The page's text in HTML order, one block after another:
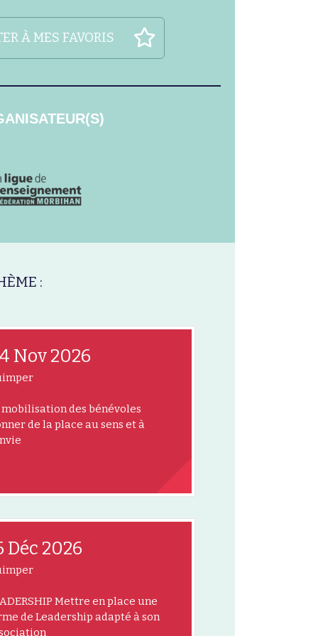
À MES FAVORIS
:
Nov 2026
mobilisation des bénévoles
de la place au sens et à
Déc 2026
Mettre en place une
de Leadership adapté à son